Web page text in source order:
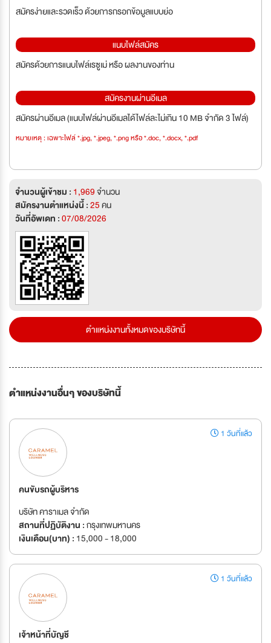
สมัครง่ายและรวดเร็ว ด้วยการกรอกข้อมูลแบบย่อ
แนบไฟล์สมัคร
สมัครด้วยการแนบไฟล์เรซูเม่ หรือ ผลงานของท่าน
สมัครงานผ่านอีเมล
สมัครผ่านอีเมล (แนบไฟล์ผ่านอีเมลได้ไฟล์ละไม่เกิน 10 MB จำกัด 3 ไฟล์)
หมายเหตุ : เฉพาะไฟล์ *.jpg, *.jpeg, *.png หรือ *.doc, *.docx, *.pdf
จำนวนผู้เข้าชม : 1,969จำนวน
สมัครงานตำแหน่งนี้ :25คน
วันที่อัพเดท :07/08/2026
ตำแหน่งงานทั้งหมดของบริษัทนี้
ตำแหน่งงานอื่นๆ ของบริษัทนี้
1 วันที่แล้ว
คนขับรถผู้บริหาร
บริษัท คาราเมล จำกัด
สถานที่ปฏิบัติงาน :กรุงเทพมหานคร
เงินเดือน(บาท) : 15,000 - 18,000
1 วันที่แล้ว
เจ้าหน้าที่บัญชี